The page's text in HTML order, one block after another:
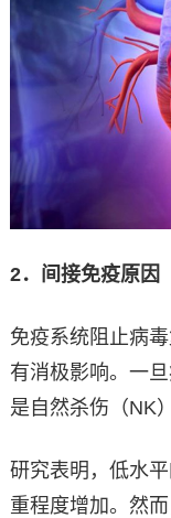
2．间接免疫原因
免疫系统阻止病
有消极影响。一
是自然杀伤（NK
研究表明，低水
重程度增加。然